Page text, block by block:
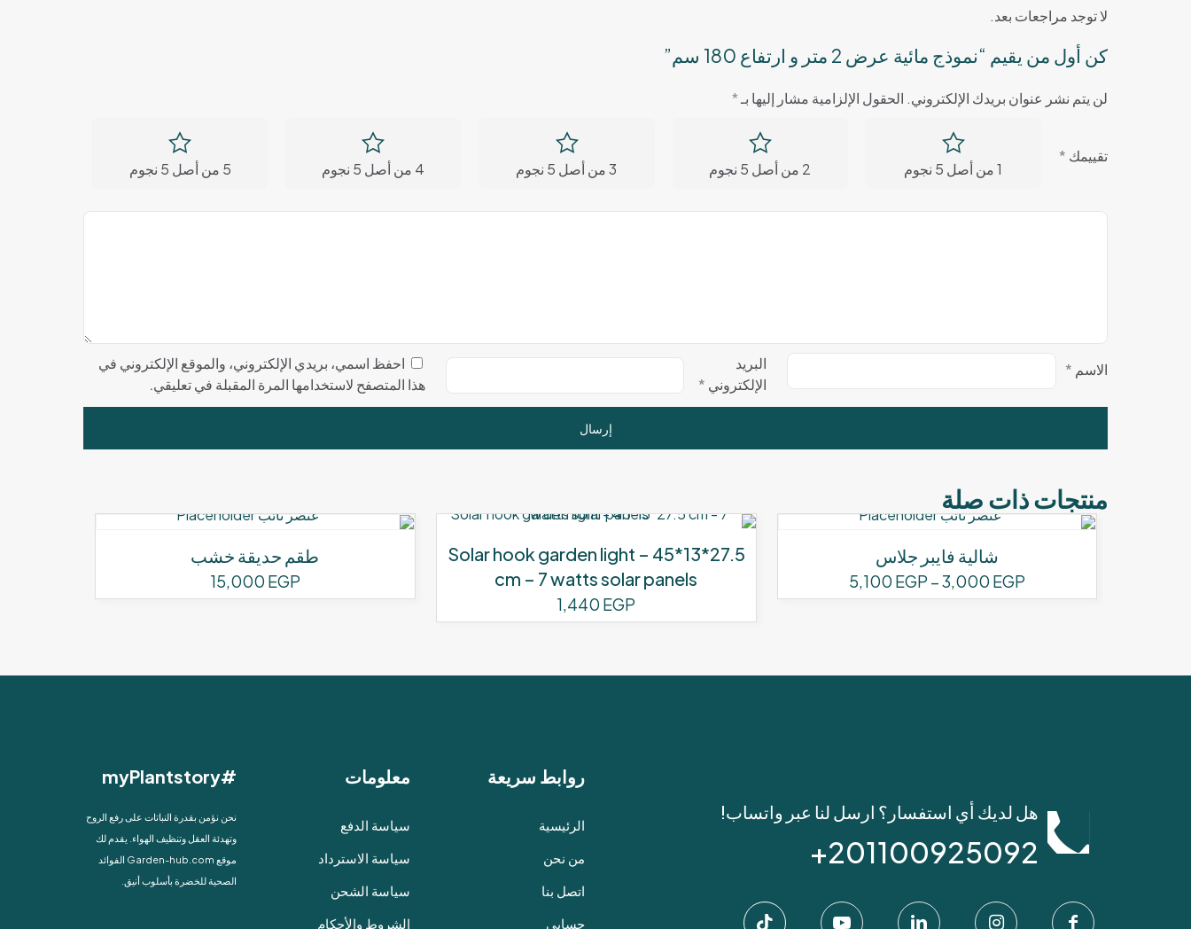
لا توجد مراجعات بعد.
كن أول من يقيم “نموذج مائية عرض 2 متر و ارتفاع 180 سم”
لن يتم نشر عنوان بريدك الإلكتروني. الحقول الإلزامية مشار إليها بـ*
تقييمك *
1 من أصل 5 نجوم 2 من أصل 5 نجوم 3 من أصل 5 نجوم 4 من أصل 5 نجوم 5 من أصل 5 نجوم
الاسم *
البريد
الإلكتروني *
احفظ اسمي، بريدي الإلكتروني، والموقع الإلكتروني في
هذا المتصفح لاستخدامها المرة المقبلة في تعليقي.
منتجات ذات صلة
شالية فايبر جلاس
3,000 EGP
–
5,100 EGP
نطاق
السعر:
الأشكال
على
صفحة
المنتج
Solar hook garden light – 45*13*27.5
cm – 7 watts solar panels
1,440 EGP
طقم حديقة خشب
15,000 EGP
هل لديك أي استفسار؟ ارسل لنا عبر واتساب!
201100925092+
روابط سريعة
الرئيسية
من نحن
اتصل بنا
حسابي
معلومات
سياسة الدفع
سياسة الاسترداد
سياسة الشحن
الشروط والأحكام
#myPlantstory
نحن نؤمن بقدرة النباتات على رفع الروح
وتهدئة العقل وتنظيف الهواء. يقدم لك
موقع Garden-hub.com الفوائد
الصحية للخضرة بأسلوب أنيق.